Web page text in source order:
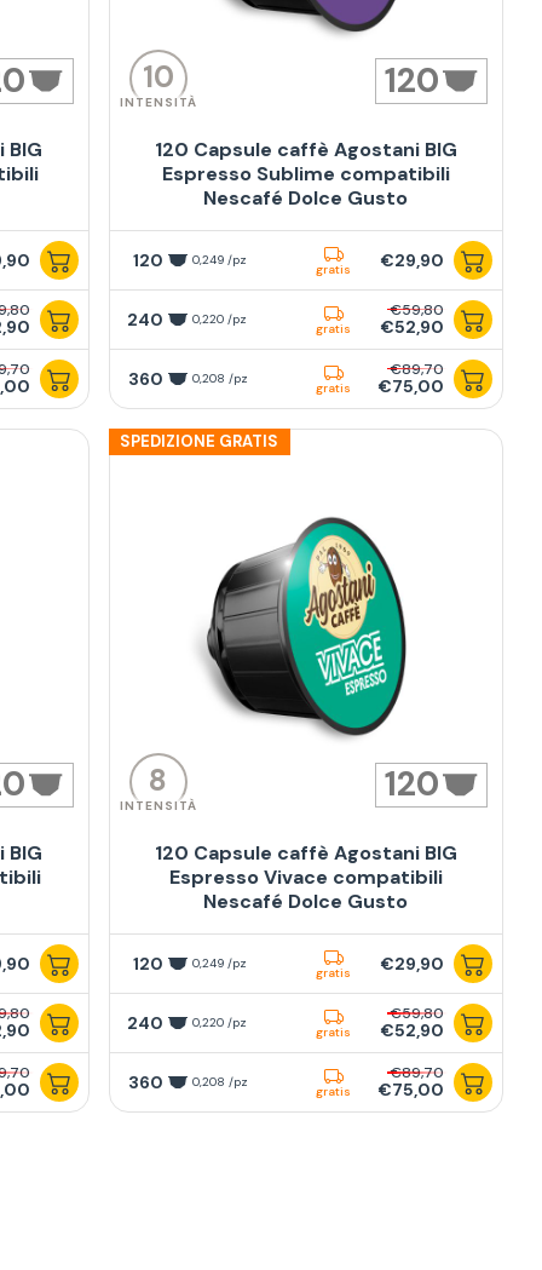
BIG
10
INTENSITÀ 120
120 Capsule caffè Agostani BIG
Espresso Sublime compatibili
Nescafé Dolce Gusto
120 0,249 /pz
gratis €29,90
240 0,220 /pz
gratis
€59,80
€52,90
360 0,208 /pz
gratis
€89,70
€75,00
BIG
SPEDIZIONE GRATIS
8
INTENSITÀ 120
120 Capsule caffè Agostani BIG
Espresso Vivace compatibili
Nescafé Dolce Gusto
120 0,249 /pz
gratis €29,90
240 0,220 /pz
gratis
€59,80
€52,90
360 0,208 /pz
gratis
€89,70
€75,00